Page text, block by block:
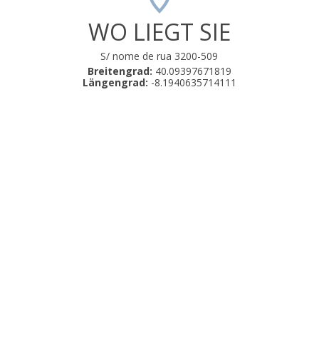
WO LIEGT SIE
S/ nome de rua 3200-509
Breitengrad: 40.09397671819
Längengrad: -8.1940635714111